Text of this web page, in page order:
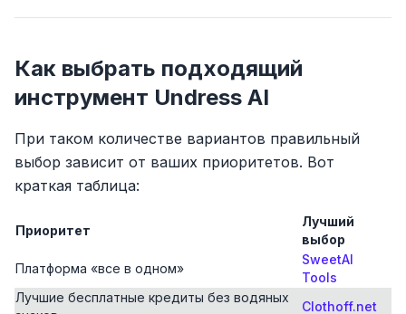
Как выбрать подходящий
инструмент Undress AI
При таком количестве вариантов правильный
выбор зависит от ваших приоритетов. Вот
краткая таблица:
Приоритет
Лучший
выбор
Платформа «все в одном»
SweetAI
Tools
Лучшие бесплатные кредиты без водяных
Clothoff.net